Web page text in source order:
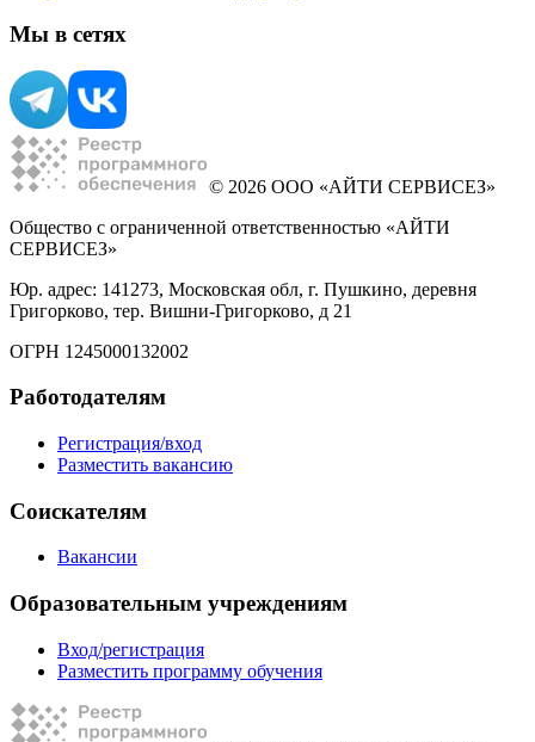
Мы в сетях
© 2026 ООО «АЙТИ СЕРВИСЕЗ»
Общество с ограниченной ответственностью «АЙТИ
СЕРВИСЕЗ»
Юр. адрес: 141273, Московская обл, г. Пушкино, деревня
Григорково, тер. Вишни-Григорково, д 21
ОГРН 1245000132002
Работодателям
Регистрация/вход
Разместить вакансию
Соискателям
Вакансии
Образовательным учреждениям
Вход/регистрация
Разместить программу обучения